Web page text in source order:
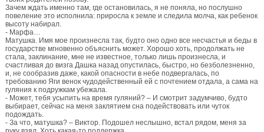
Зачем ждать именно там, где остановилась, я не поняла, но послушно
повеление это исполнила: приросла к земле и следила молча, как ребенок
высоту набирал.
- Марфа…
Матушка. Имя мое произнесла так, будто оно одно все несчастья и беды в
государстве мгновенно объяснить может. Хорошо хоть, продолжать не
стала, заклинание, мне не известное, только лишь произнесла, и
счастливая до визга Дашка назад опустилась, быстро, но безболезненно,
и, не сообразив даже, какой опасности в небе подвергалась, по
требованию Яги венок чудодейственный ей с почтением отдала, а сама на
гуляния к подружкам убежала.
- Может, тебя усыпить на время гуляний? – И смотрит задумчиво, будто
выбирает, сейчас на меня заклятием сна подействовать или чуток
подождать.
- За что, матушка? – Виктор. Подошел неслышно, встал рядом, меня за